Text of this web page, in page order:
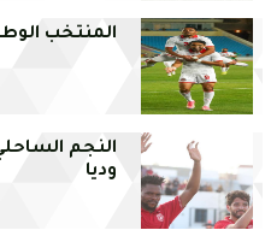
المنتخب
النجم
وديا